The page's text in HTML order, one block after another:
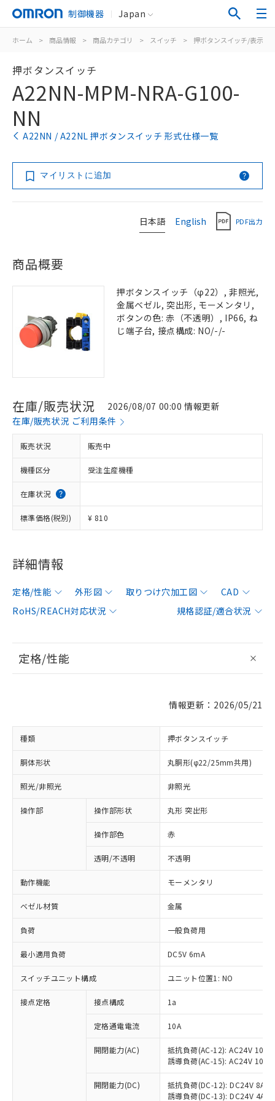
制御機器 Japan
ホーム > 商品情報 > 商品カテゴリ > スイッチ > 押ボタンスイッチ/表示灯
押ボタンスイッチ
A22NN-MPM-NRA-G100-
NN
A22NN / A22NL 押ボタンスイッチ 形式仕様一覧
マイリストに追加
日本語 English PDF出力
商品概要
押ボタンスイッチ（φ22）, 非照光,
金属ベゼル, 突出形, モーメンタリ,
ボタンの色: 赤（不透明）, IP66, ね
じ端子台, 接点構成: NO/-/-
在庫/販売状況
2026/08/07 00:00 情報更新
在庫/販売状況 ご利用条件
販売状況 販売中
機種区分 受注生産機種
在庫状況
標準価格(税別) ¥ 810
詳細情報
定格/性能 外形図 取りつけ穴加工図
CAD
RoHS/REACH対応状況
規格認証/適合状況
定格/性能
情報更新：2026/05/21
種類 押ボタンスイッチ
胴体形状 丸胴形(φ22/25mm共用)
照光/非照光 非照光
操作部 操作部形状 丸形 突出形
操作部色 赤
透明/不透明 不透明
動作機能 モーメンタリ
ベゼル材質 金属
負荷 一般負荷用
最小適用負荷 DC5V 6mA
スイッチユニット構成 ユニット位置1: NO
接点定格 接点構成 1a
定格通電電流 10A
開閉能力(AC)
抵抗負荷(AC-12): AC24V 10A/
誘導負荷(AC-15): AC24V
開閉能力(DC)
抵抗負荷(DC-12): DC24V 8A/
誘導負荷(DC-13): DC24V 4A/
ご利用条件
対応済み：EU RoHS指令（10物質）の
非含有に対応した製品が提供可能な商品で
対応予定：EU RoHS指令（10物質）の非含
有に対応した製品に切り替える予定のある